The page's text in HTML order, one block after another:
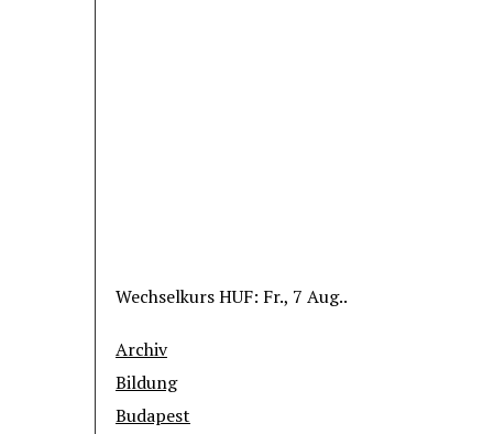
WechselkursHUF: Fr., 7 Aug..
Archiv
Bildung
Budapest